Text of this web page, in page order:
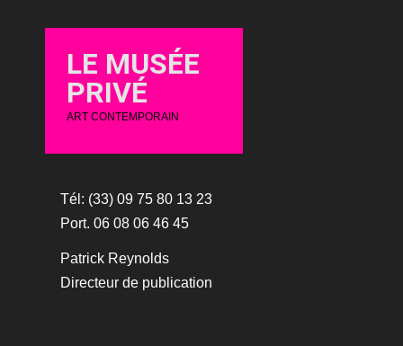
LE MUSÉE
PRIVÉ
ART CONTEMPORAIN
Tél: (33) 09 75 80 13 23
Port. 06 08 06 46 45
Patrick Reynolds
Directeur de publication